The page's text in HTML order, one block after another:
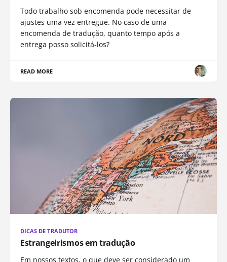
Todo trabalho sob encomenda pode necessitar de
ajustes uma vez entregue. No caso de uma
encomenda de tradução, quanto tempo após a
entrega posso solicitá-los?
READ MORE
DICAS DE TRADUTOR
Estrangeirismos em tradução
Em nossos textos, o que deve ser considerado um